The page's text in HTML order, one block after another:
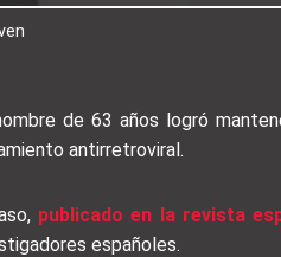
de 63 años logró
antirretroviral.
publicado en la revista
españoles.